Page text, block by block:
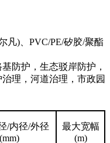
凡)、PVC/PE/矽胶/聚酯
防护，生态驳岸防护，
理，河道治理，市政园
/内径/外径
(mm)
最大宽幅
(m)